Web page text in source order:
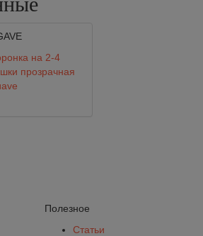
на 2-4
прозрачная
Полезное
Статьи